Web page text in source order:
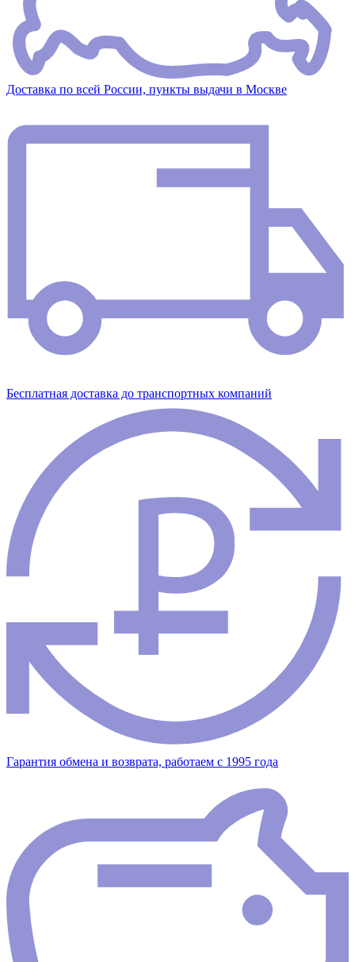
Доставка по всей России, пункты выдачи в Москве
Бесплатная доставка до транспортных компаний
Гарантия обмена и возврата, работаем с 1995 года